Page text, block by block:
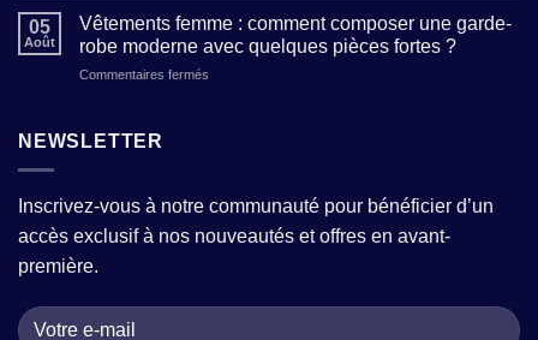
à
travers
comment
reconnaître
?
femme
sans
le
05
Août
Vêtements femme : comment composer une garde-
robe moderne avec quelques pièces fortes ?
Commentaires fermés
garde-
robe
NEWSLETTER
Inscrivez-vous à notre communauté pour bénéficier d’un
accès exclusif à nos nouveautés et offres en avant-
première.